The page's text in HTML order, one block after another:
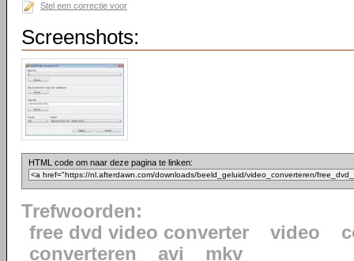
Stel een correctie voor
Screenshots:
HTML code om naar deze pagina te linken:
Trefwoorden:
free dvd video converter
video
converteren
avi mkv